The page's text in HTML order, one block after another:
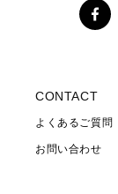
CONTACT
よくあるご質問
お問い合わせ